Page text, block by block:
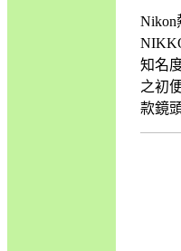
Nikon
知名
之初
款鏡